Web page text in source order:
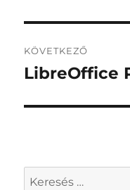
KÖVETKEZŐ
Következő
LibreOffice
Keresés